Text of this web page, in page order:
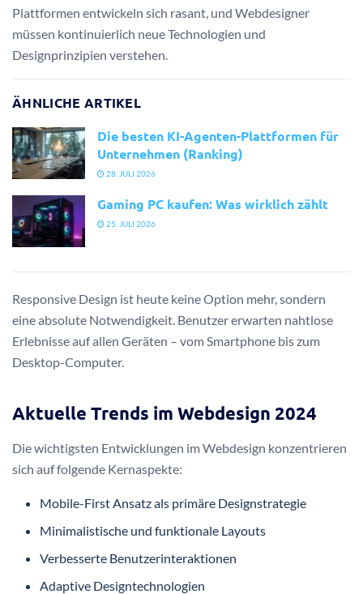
Plattformen entwickeln sich rasant, und Webdesigner
müssen kontinuierlich neue Technologien und
Designprinzipien verstehen.
ÄHNLICHE ARTIKEL
Die besten KI-Agenten-Plattformen für
Unternehmen (Ranking)
28. JULI 2026
Gaming PC kaufen: Was wirklich zählt
25. JULI 2026
Responsive Design ist heute keine Option mehr, sondern
eine absolute Notwendigkeit. Benutzer erwarten nahtlose
Erlebnisse auf allen Geräten – vom Smartphone bis zum
Desktop-Computer.
Aktuelle Trends im Webdesign 2024
Die wichtigsten Entwicklungen im Webdesign konzentrieren
sich auf folgende Kernaspekte:
Mobile-First Ansatz als primäre Designstrategie
Minimalistische und funktionale Layouts
Verbesserte Benutzerinteraktionen
Adaptive Designtechnologien